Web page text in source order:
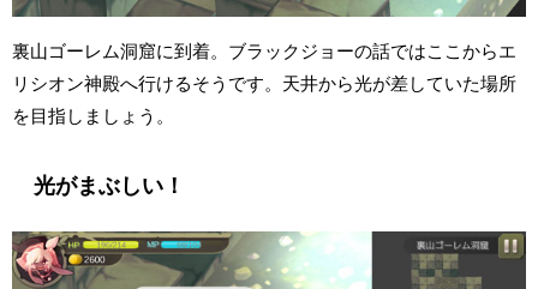
裏山ゴーレム洞窟に到着。ブラックジョーの話ではここからエ
リシオン神殿へ行けるそうです。天井から光が差していた場所
を目指しましょう。
光がまぶしい！